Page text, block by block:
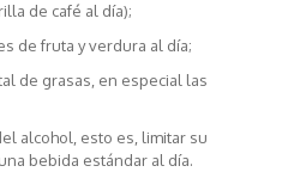
de café al día);
de fruta y verdura al día;
de grasas, en especial las
alcohol, esto es, limitar su
bebida estándar al día.